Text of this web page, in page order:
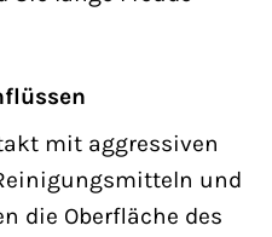
mit aggressiven
und
die Oberfläche des